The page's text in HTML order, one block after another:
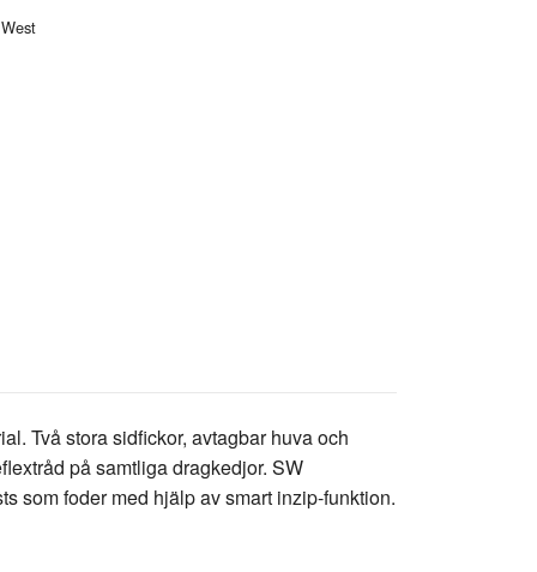
Två stora sidfickor, avtagbar huva och
på samtliga dragkedjor. SW
som foder med hjälp av smart inzip-funktion.